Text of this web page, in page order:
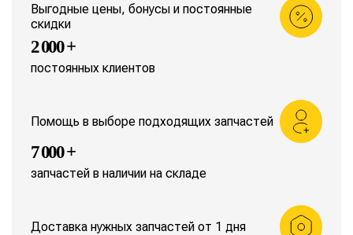
Выгодные цены, бонусы и постоянные
скидки
2 000 +
постоянных клиентов
Помощь в выборе подходящих запчастей
7 000 +
запчастей в наличии на складе
Доставка нужных запчастей от 1 дня